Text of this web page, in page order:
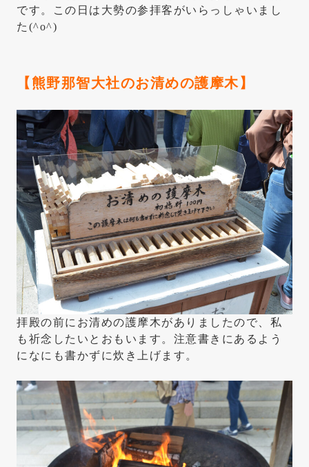
です。この日は大勢の参拝客がいらっしゃいまし
た(^o^)
【熊野那智大社のお清めの護摩木】
拝殿の前にお清めの護摩木がありましたので、私
も祈念したいとおもいます。注意書きにあるよう
になにも書かずに炊き上げます。